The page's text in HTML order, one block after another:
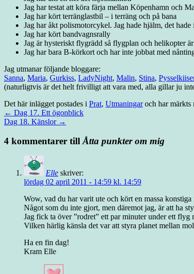
Jag har testat att köra färja mellan Köpenhamn och
Jag har kört terränglastbil – i terräng och på bana
Jag har åkt polismotorcykel. Jag hade hjälm, det hade
Jag har kört bandvagnsrally
Jag är hysteriskt flygrädd så flygplan och helikopter
Jag har bara B-körkort och har inte jobbat med
Jag utmanar följande bloggare:
Sanna, Maria, Gurkiss, LadyNight, Malin, Stina,
(naturligtvis är det helt frivilligt att vara med, alla gillar ju
Det här inlägget postades i Prat, Utmaningaroch har märkts
← Dag 17. Ett ögonblick
Dag 18. Känslor →
4 kommentarer till Åtta punkter om mig
Elle skriver:
lördag 02 april 2011 - 14:59 kl. 14:59
Wow, vad du har varit ute och kört en massa konstiga
Något som du inte gjort, men däremot jag, är att ha
Jag fick ta över ”rodret” ett par minuter under ett
Vilken härlig känsla det var att styra planet mellan
Ha en fin dag!
Kram Elle